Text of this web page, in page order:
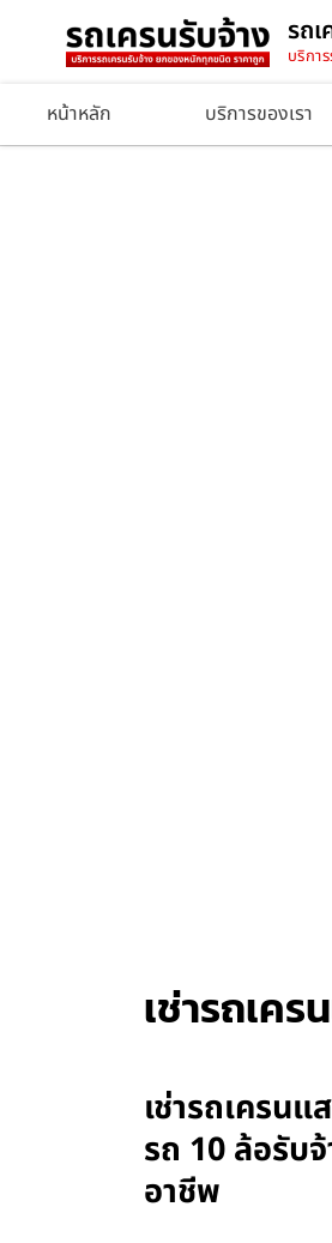
รถ
บริกา
หน้าหลัก บริการของเรา
เช่ารถเค
เช่ารถเครน
รถ 10 ล้อรับ
อาชีพ